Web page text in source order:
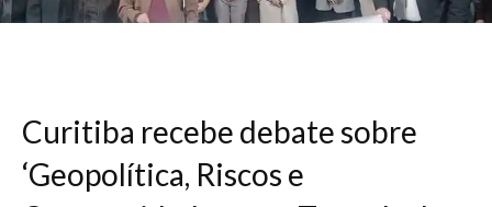
Curitiba recebe debate sobre
‘Geopolítica, Riscos e